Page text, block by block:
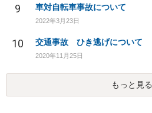
9 車対自転車事故について
2022年3月23日
10 交通事故 ひき逃げについて
2020年11月25日
もっと見る